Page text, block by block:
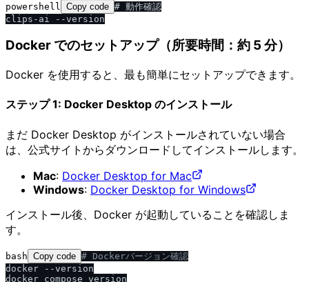
powershell Copy code # 動作確認
Docker でのセットアップ（所要時間：約 5 分）
Docker を使用すると、最も簡単にセットアップできます。
ステップ 1: Docker Desktop のインストール
まだ Docker Desktop がインストールされていない場合
は、公式サイトからダウンロードしてインストールします。
Mac: Docker Desktop for Mac
Windows: Docker Desktop for Windows
インストール後、Docker が起動していることを確認しま
す。
bash Copy code # Dockerバージョン確認
docker --version